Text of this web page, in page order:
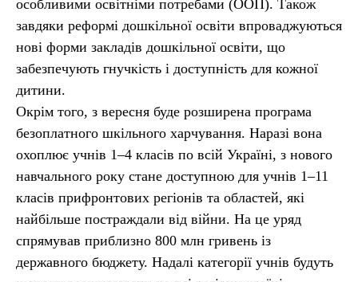
особливими освітніми потребами (ООП). Також
завдяки реформі дошкільної освіти впроваджуються
нові форми закладів дошкільної освіти, що
забезпечують гнучкість і доступність для кожної
дитини.
Окрім того, з вересня буде розширена програма
безоплатного шкільного харчування. Наразі вона
охоплює учнів 1–4 класів по всій Україні, з нового
навчального року стане доступною для учнів 1–11
класів прифронтових регіонів та областей, які
найбільше постраждали від війни. На це уряд
спрямував приблизно 800 млн гривень із
державного бюджету. Надалі категорії учнів будуть